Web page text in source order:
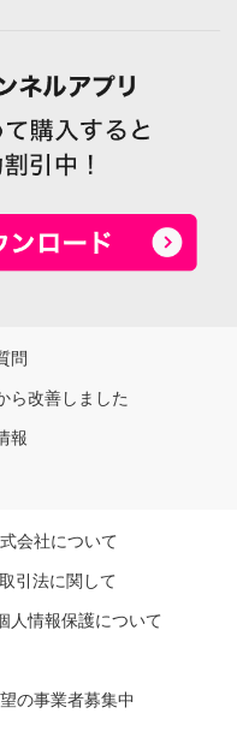
問
ら改善しました
報
会社について
引法に関して
人情報保護について
の事業者募集中